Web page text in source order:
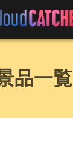
品一覧